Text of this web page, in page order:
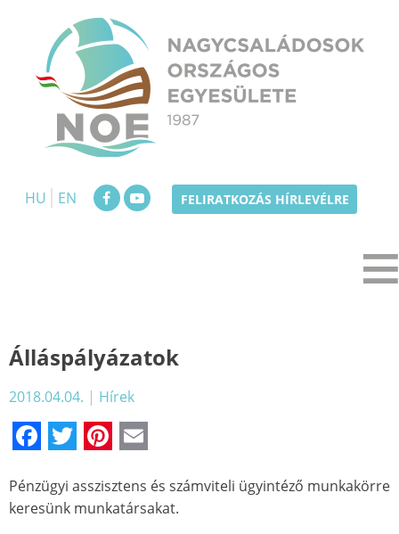
content
HU
EN FELIRATKOZÁS HÍRLEVÉLRE
Álláspályázatok
2018.04.04. | Hírek
Facebook
TwitterPinterest
Pénzügyi asszisztens és számviteli ügyintéző munkakörre
keresünk munkatársakat.